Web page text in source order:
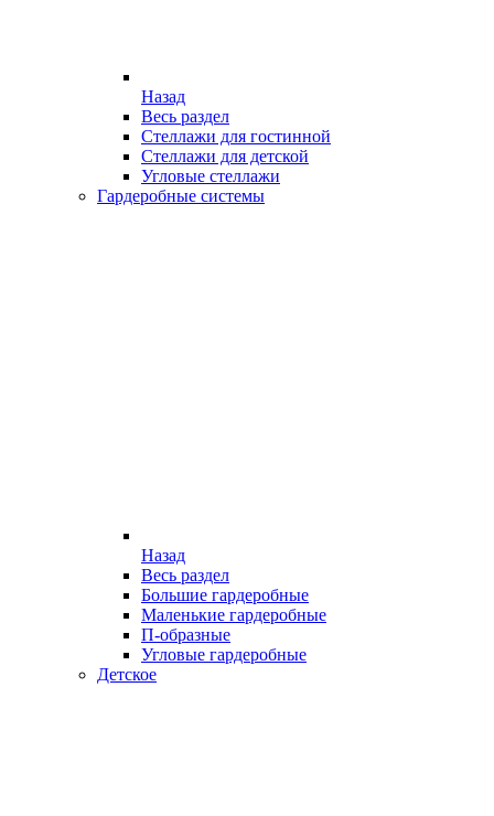
Назад
Весь раздел
Стеллажи для гостинной
Стеллажи для детской
Угловые стеллажи
Гардеробные системы
Назад
Весь раздел
Большие гардеробные
Маленькие гардеробные
П-образные
Угловые гардеробные
Детское